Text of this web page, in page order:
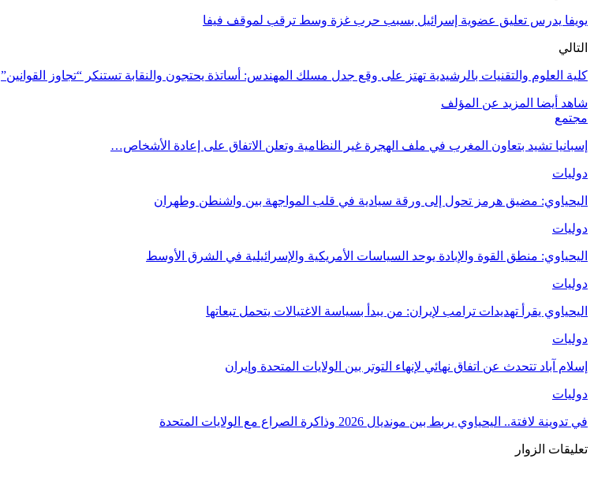
يويفا يدرس تعليق عضوية إسرائيل بسبب حرب غزة وسط ترقب لموقف فيفا
التالي
كلية العلوم والتقنيات بالرشيدية تهتز على وقع جدل مسلك المهندس: أساتذة يحتجون والنقابة تستنكر “تجاوز القوانين”
شاهد أيضا المزيد عن المؤلف
مجتمع
إسبانيا تشيد بتعاون المغرب في ملف الهجرة غير النظامية وتعلن الاتفاق على إعادة الأشخاص…
دوليات
اليحياوي: مضيق هرمز تحول إلى ورقة سيادية في قلب المواجهة بين واشنطن وطهران
دوليات
اليحياوي: منطق القوة والإبادة يوحد السياسات الأمريكية والإسرائيلية في الشرق الأوسط
دوليات
اليحياوي يقرأ تهديدات ترامب لإيران: من يبدأ بسياسة الاغتيالات يتحمل تبعاتها
دوليات
إسلام آباد تتحدث عن اتفاق نهائي لإنهاء التوتر بين الولايات المتحدة وإيران
دوليات
في تدوينة لافتة.. اليحياوي يربط بين مونديال 2026 وذاكرة الصراع مع الولايات المتحدة
تعليقات الزوار